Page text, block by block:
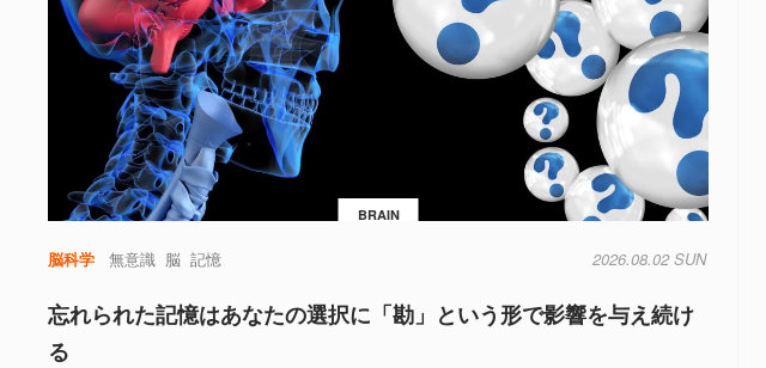
BRAIN
脳科学 無意識 脳 記憶 2026.08.02 SUN
忘れられた記憶はあなたの選択に「勘」という形で影響を与え続け
る